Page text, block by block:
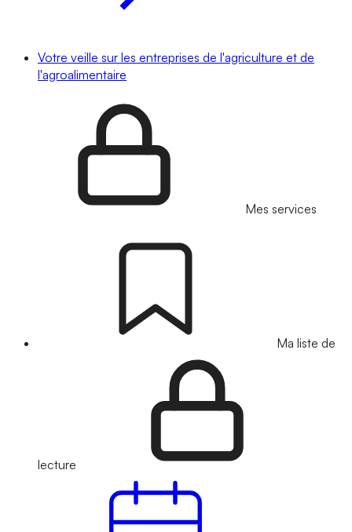
Votre veille sur les entreprises de l'agriculture et de
l'agroalimentaire
Mes services
Ma liste de
lecture